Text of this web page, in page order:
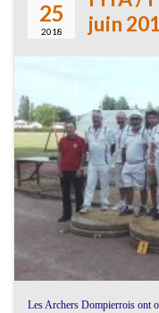
25
2018
juin
Les Archers Dompierrois ont